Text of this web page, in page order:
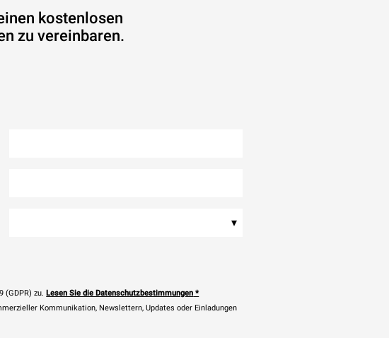
kostenlosen
zu vereinbaren.
▾
(GDPR) zu. Lesen Sie die Datenschutzbestimmungen *
Kommunikation, Newslettern, Updates oder Einladungen